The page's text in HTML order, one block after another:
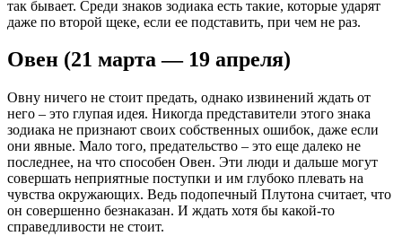
так бывает. Среди знаков зодиака есть такие, которые ударят
даже по второй щеке, если ее подставить, при чем не раз.
Овен (21 марта — 19 апреля)
Овну ничего не стоит предать, однако извинений ждать от
него – это глупая идея. Никогда представители этого знака
зодиака не признают своих собственных ошибок, даже если
они явные. Мало того, предательство – это еще далеко не
последнее, на что способен Овен. Эти люди и дальше могут
совершать неприятные поступки и им глубоко плевать на
чувства окружающих. Ведь подопечный Плутона считает, что
он совершенно безнаказан. И ждать хотя бы какой-то
справедливости не стоит.